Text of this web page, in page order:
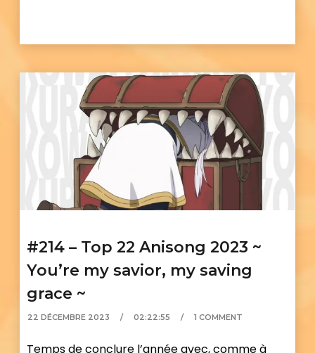
#214 – Top 22 Anisong 2023 ~
You’re my savior, my saving
grace ~
22 DÉCEMBRE 2023 02:22:55 1 COMMENT
Temps de conclure l’année avec, comme à